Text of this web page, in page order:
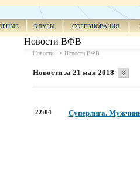
КЛУБЫ СОРЕВНОВАНИЯ
Новости ВФВ
Новости Новости ВФВ
Новости за 21 мая 2018
22:04 Суперлига.